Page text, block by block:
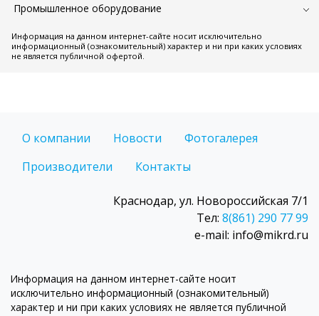
Промышленное оборудование
Информация на данном интернет-сайте носит исключительно
информационный (ознакомительный) характер и ни при каких условиях
не является публичной офертой.
О компании Новости
Фотогалерея
Производители
Контакты
Краснодар, ул. Новороссийская 7/1
Тел: 8(861) 290 77 99
e-mail: info@mikrd.ru
Информация на данном интернет-сайте носит
исключительно информационный (ознакомительный)
характер и ни при каких условиях не является публичной